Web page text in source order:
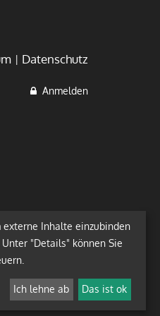
Datenschutz
Anmelden
Inhalte einzubinden
"Details" können Sie
Ich lehne ab Das ist ok